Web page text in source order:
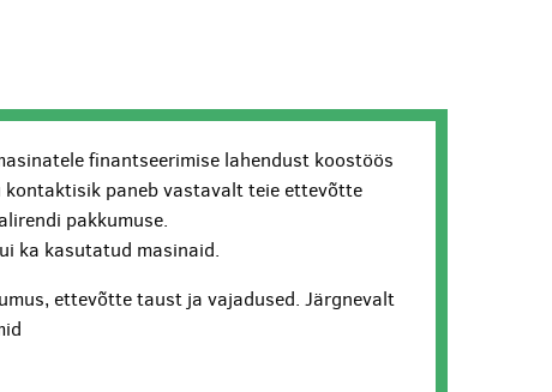
finantseerimise lahendust koostöös
kontaktisik paneb vastavalt teie ettevõtte
pakkumuse.
ka kasutatud masinaid.
ettevõtte taust ja vajadused. Järgnevalt